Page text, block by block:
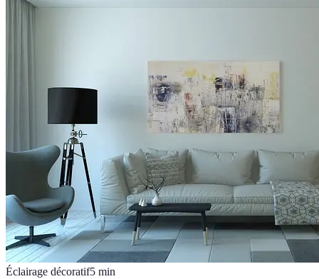
Éclairage décoratif5 min